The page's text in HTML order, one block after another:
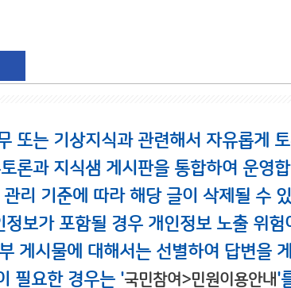
또는 기상지식과 관련해서 자유롭게
론과 지식샘 게시판을 통합하여 운영
리 기준에 따라 해당 글이 삭제될 수
보가 포함될 경우 개인정보 노출 위
게시물에 대해서는 선별하여 답변을
필요한 경우는 '국민참여>민원이용안내'